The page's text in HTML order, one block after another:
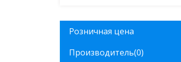
Розничная цена
Производитель(0)